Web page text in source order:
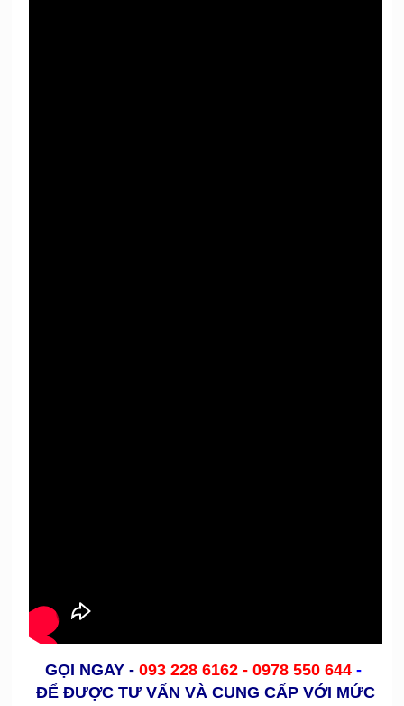
GỌI NGAY - 093 228 6162 - 0978 550 644-
ĐỂ ĐƯỢC TƯ VẤN VÀ CUNG CẤP VỚI MỨC